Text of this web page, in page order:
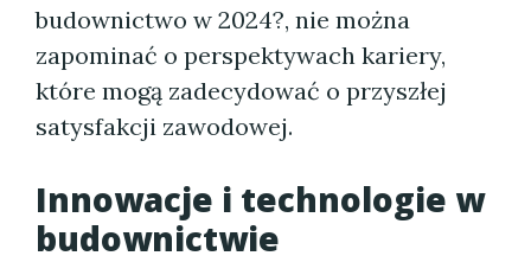
budownictwo w 2024?, nie można
zapominać o perspektywach kariery,
które mogą zadecydować o przyszłej
satysfakcji zawodowej.
Innowacje i technologie w
budownictwie